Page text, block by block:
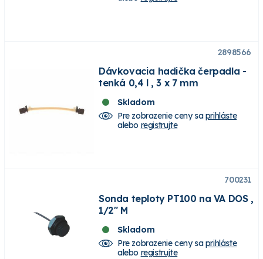
2898566
Dávkovacia hadička čerpadla -
tenká 0,4 l , 3 x 7 mm
Skladom
Pre zobrazenie ceny saprihláste
alebo registrujte
700231
Sonda teploty PT100 na VA DOS ,
1/2" M
Skladom
Pre zobrazenie ceny saprihláste
alebo registrujte